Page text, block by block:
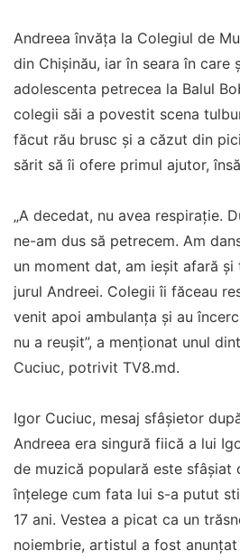
Andreea învăța la Colegiul de
din Chișinău, iar în seara în care
adolescenta petrecea la Balul
colegii săi a povestit scena
făcut rău brusc și a căzut din
sărit să îi ofere primul ajutor,
„A decedat, nu avea respirație.
ne-am dus să petrecem. Am
un moment dat, am ieșit afară
jurul Andreei. Colegii îi făceau
venit apoi ambulanța și au
nu a reușit”, a menționat unul
Cuciuc, potrivit TV8.md.
Igor Cuciuc, mesaj sfâșietor
Andreea era singură fiică a lui
de muzică populară este sfâșiat
înțelege cum fata lui s-a putut
17 ani. Vestea a picat ca un
noiembrie, artistul a fost